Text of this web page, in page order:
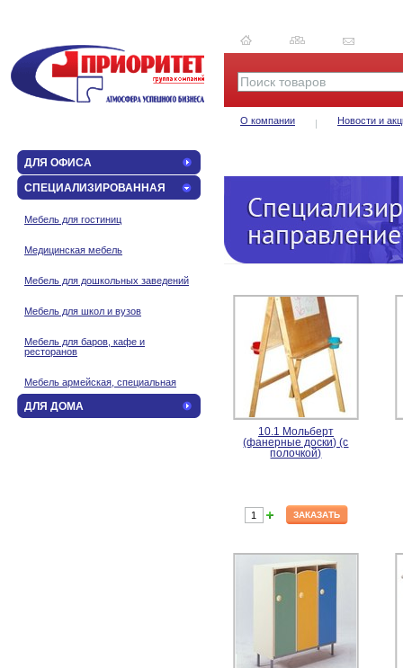
О компании Новости и
ДЛЯ ОФИСА
СПЕЦИАЛИЗИРОВАННАЯ
Мебель для гостиниц
Медицинская мебель
Мебель для дошкольных заведений
Мебель для школ и вузов
Мебель для баров, кафе и
ресторанов
Мебель армейская, специальная
ДЛЯ ДОМА
10.1 Мольберт
(фанерные доски) (с
полочкой)
ЗАКАЗАТЬ